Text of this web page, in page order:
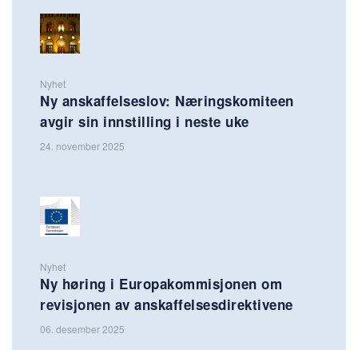
Nyhet
Ny anskaffelseslov: Næringskomiteen
avgir sin innstilling i neste uke
24. november 2025
Nyhet
Ny høring i Europakommisjonen om
revisjonen av anskaffelsesdirektivene
06. desember 2025